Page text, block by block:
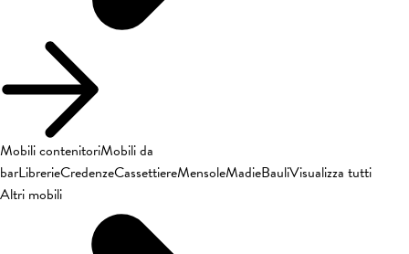
Mobili contenitoriMobili da
barLibrerieCredenzeCassettiereMensoleMadieBauliVisualizza tutti
Altri mobili